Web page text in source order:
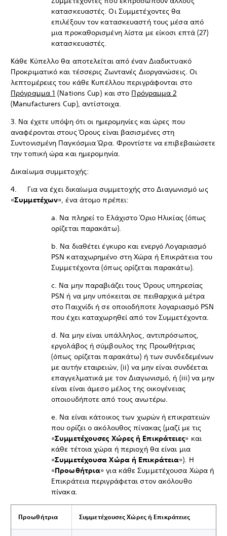
κατασκευαστές. Οι Συμμετέχοντες θα
επιλέξουν τον κατασκευαστή τους μέσα από
μια προκαθορισμένη λίστα με είκοσι επτά (27)
κατασκευαστές.
Κάθε Κύπελλο θα αποτελείται από έναν Διαδικτυακό
Προκριματικό και τέσσερις Ζωντανές Διοργανώσεις. Οι
λεπτομέρειες του κάθε Κυπέλλου περιγράφονται στο
Πρόγραμμα 1 (Nations Cup) και στο Πρόγραμμα 2
(Manufacturers Cup), αντίστοιχα.
3. Να έχετε υπόψη ότι οι ημερομηνίες και ώρες που
αναφέρονται στους Όρους είναι βασισμένες στη
Συντονισμένη Παγκόσμια Ώρα. Φροντίστε να επιβεβαιώσετε
την τοπική ώρα και ημερομηνία.
Δικαίωμα συμμετοχής:
4. Για να έχει δικαίωμα συμμετοχής στο Διαγωνισμό ως
«Συμμετέχων», ένα άτομο πρέπει:
a. Nα πληρεί το Ελάχιστο Όριο Ηλικίας (όπως
ορίζεται παρακάτω).
b. Να διαθέτει έγκυρο και ενεργό Λογαριασμό
PSN καταχωρημένο στη Χώρα ή Επικράτεια του
Συμμετέχοντα (όπως ορίζεται παρακάτω).
c. Να μην παραβιάζει τους Όρους υπηρεσίας
PSN ή να μην υπόκειται σε πειθαρχικά μέτρα
στο Παιχνίδι ή σε οποιοδήποτε λογαριασμό PSN
που έχει καταχωρηθεί από τον Συμμετέχοντα.
d. Να μην είναι υπάλληλος, αντιπρόσωπος,
εργολάβος ή σύμβουλος της Προωθήτριας
(όπως ορίζεται παρακάτω) ή των συνδεδεμένων
με αυτήν εταιρειών, (ii) να μην είναι συνδέεται
επαγγελματικά με τον Διαγωνισμό, ή (iii) να μην
είναι είναι άμεσο μέλος της οικογένειας
οποιουδήποτε από τους ανωτέρω.
e. Να είναι κάτοικος των χωρών ή επικρατειών
που ορίζει ο ακόλουθος πίνακας (μαζί με τις
«Συμμετέχουσες Χώρες ή Επικράτειες» και
κάθε τέτοια χώρα ή περιοχή θα είναι μια
«Συμμετέχουσα Χώρα ή Επικράτεια»). Η
«Προωθήτρια» για κάθε Συμμετέχουσα Χώρα ή
Επικράτεια περιγράφεται στον ακόλουθο
πίνακα.
Προωθήτρια Συμμετέχουσες Χώρες ή Επικράτειες